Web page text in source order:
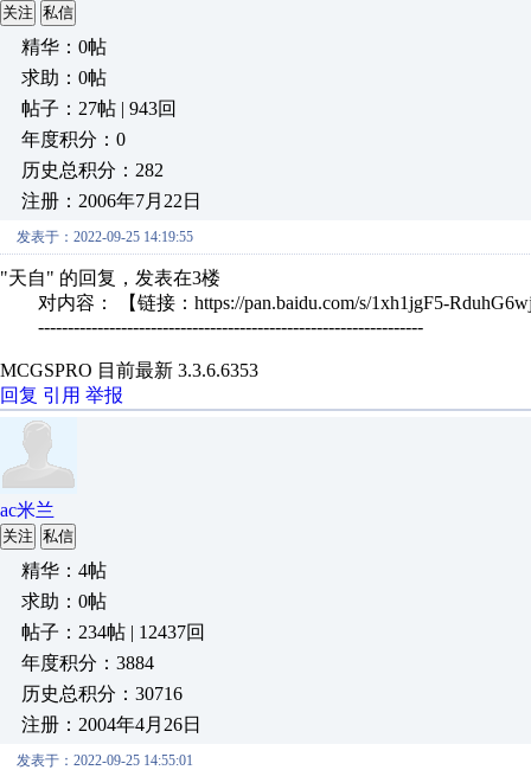
关注 私信
精华：0帖
求助：0帖
帖子：27帖 | 943回
年度积分：0
历史总积分：282
注册：2006年7月22日
发表于：2022-09-25 14:19:55
"天自" 的回复，发表在3楼
对内容： 【链接：https://pan.baidu.com/s/1xh1jgF5-
-----------------------------------------------------------------
MCGSPRO 目前最新 3.3.6.6353
回复 引用 举报
ac米兰
关注 私信
精华：4帖
求助：0帖
帖子：234帖 | 12437回
年度积分：3884
历史总积分：30716
注册：2004年4月26日
发表于：2022-09-25 14:55:01